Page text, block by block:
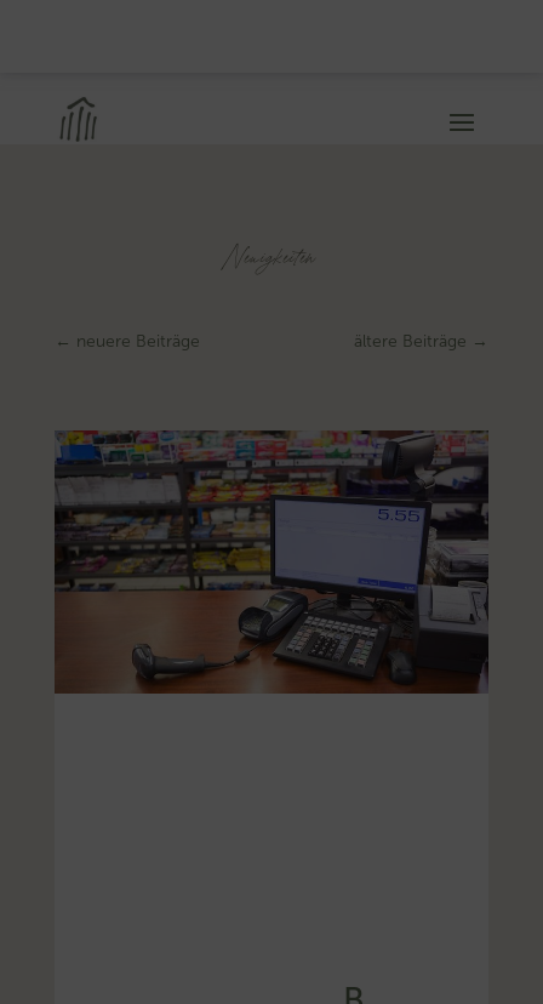
Neuigkeiten
← neuere Beiträge ältere Beiträge →